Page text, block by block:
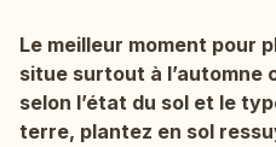
Le meilleur moment pour
situe surtout à l’automne
selon l’état du sol et le
terre, plantez en sol